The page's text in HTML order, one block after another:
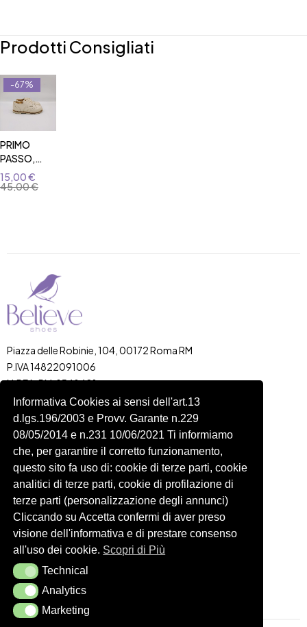
Informativa Cookies ai sensi dell'art.13
d.lgs.196/2003 e Provv. Garante n.229
08/05/2014 e n.231 10/06/2021 Ti informiamo
che, per garantire il corretto funzionamento,
questo sito fa uso di: cookie di terze parti, cookie
analitici di terze parti, cookie di profilazione di
terze parti (personalizzazione degli annunci)
Cliccando su Accetta confermi di aver preso
visione dell'informativa e di prestare consenso
all'uso dei cookie. Scopri di Più
Technical
Technical
Analytics
Analytics
Marketing
Marketing
Prodotti Consigliati
-67%
PRIMO
PASSO,
MODELLO
DUILIO
45,00€
15,00€
Piazza delle Robinie, 104, 00172 Roma RM
P.IVA 14822091006
N.REA: RM-1548401
C.SOCIALE: €10,00
334 918 4321
Shop
Shop
Donna
Bambini
Accessori
Account
Carrello
Profilo
Ordini
Wishlist
Spedizioni e Resi